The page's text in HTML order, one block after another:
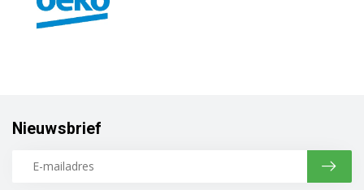
Nieuwsbrief